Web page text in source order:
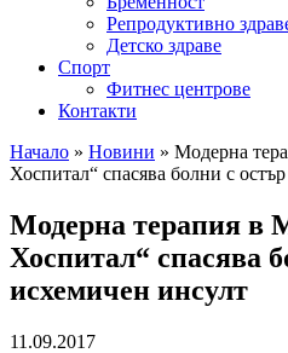
Репродуктивно
Детско здраве
Спорт
Фитнес центрове
Контакти
Начало » Новини » Модерна
Хоспитал“ спасява болни с
Модерна терапия
Хоспитал“ спасява
исхемичен инсулт
11.09.2017